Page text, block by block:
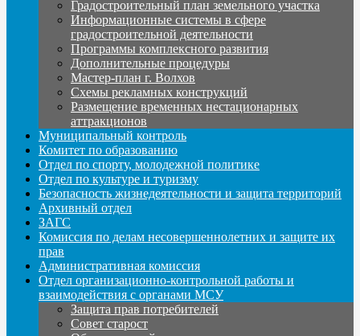
Градостроительный план земельного участка
Информационные системы в сфере
градостроительной деятельности
Программы комплексного развития
Дополнительные процедуры
Мастер-план г. Волхов
Схемы рекламных конструкций
Размещение временных нестационарных
аттракционов
Муниципальный контроль
Комитет по образованию
Отдел по спорту, молодежной политике
Отдел по культуре и туризму
Безопасность жизнедеятельности и защита территорий
Архивный отдел
ЗАГС
Комиссия по делам несовершеннолетних и защите их
прав
Административная комиссия
Отдел организационно-контрольной работы и
взаимодействия с органами МСУ
Защита прав потребителей
Совет старост